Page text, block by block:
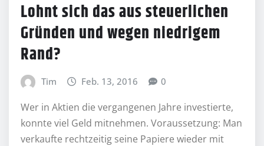
Lohnt sich das aus steuerlichen
Gründen und wegen niedrigem
Rand?
Tim Feb. 13, 2016 0
Wer in Aktien die vergangenen Jahre investierte,
konnte viel Geld mitnehmen. Voraussetzung: Man
verkaufte rechtzeitig seine Papiere wieder mit